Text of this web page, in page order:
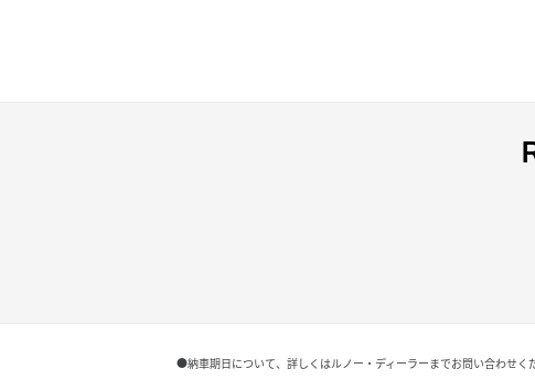
●納車期日について、詳しくはルノー・ディーラーまでお問い合わせく